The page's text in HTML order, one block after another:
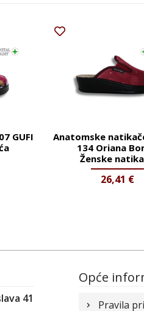
GUFI
Anatomske
134 Oriana
Ženske
26,41 €
41
Opće
Pravila